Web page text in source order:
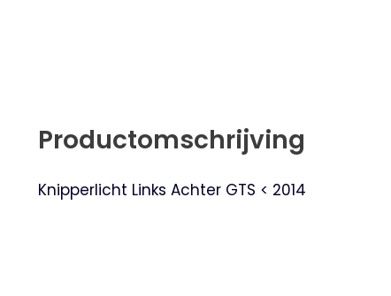
Productomschrijving
Knipperlicht Links Achter GTS < 2014